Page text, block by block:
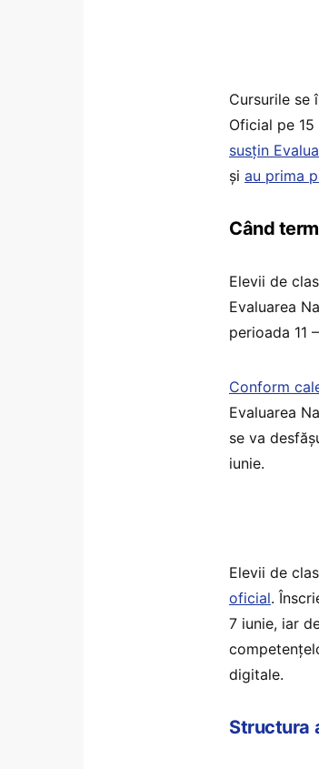
Cursurile se
Oficial pe
susțin
și au prima
Când
Elevii de
Evaluarea
perioada 11
Conform
Evaluarea
se va
iunie.
Elevii de
oficial.
7 iunie, iar
digitale.
Structura